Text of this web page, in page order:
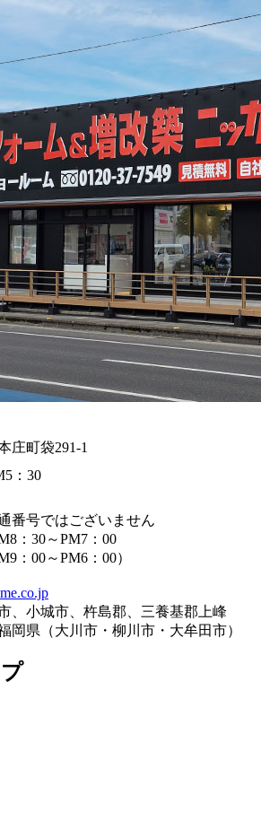
庄町袋291-1
：30
番号ではございません
：30～PM7：00
：00～PM6：00）
、小城市、杵島郡、三養基郡上峰
岡県（大川市・柳川市・大牟田市）